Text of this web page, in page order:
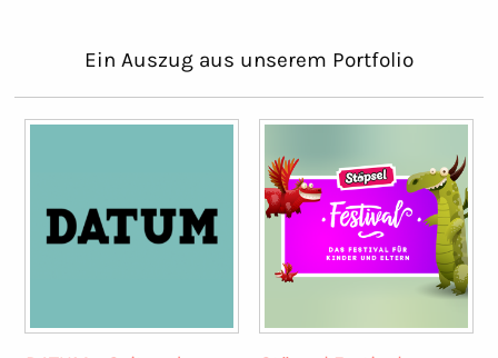
Ein Auszug aus unserem Portfolio